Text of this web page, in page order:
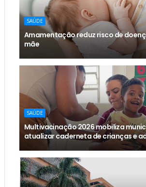
SAÚDE
Amamentação reduz risco de
mãe
SAÚDE
Multivacinação 2026 mobiliza
atualizar caderneta de crianças e